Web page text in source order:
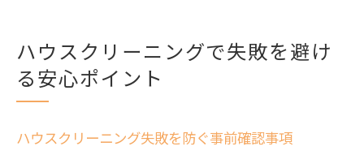
ハウスクリーニングで失敗を避け
る安心ポイント
ハウスクリーニング失敗を防ぐ事前確認事項